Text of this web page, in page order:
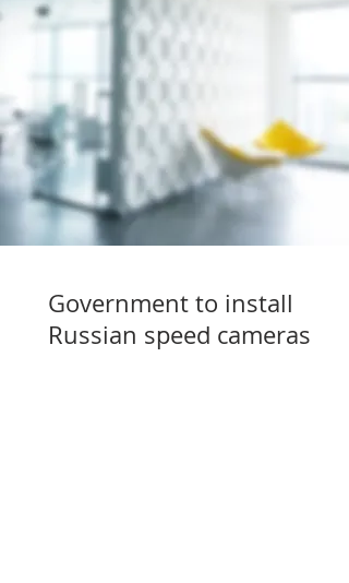
Government to install
Russian speed cameras